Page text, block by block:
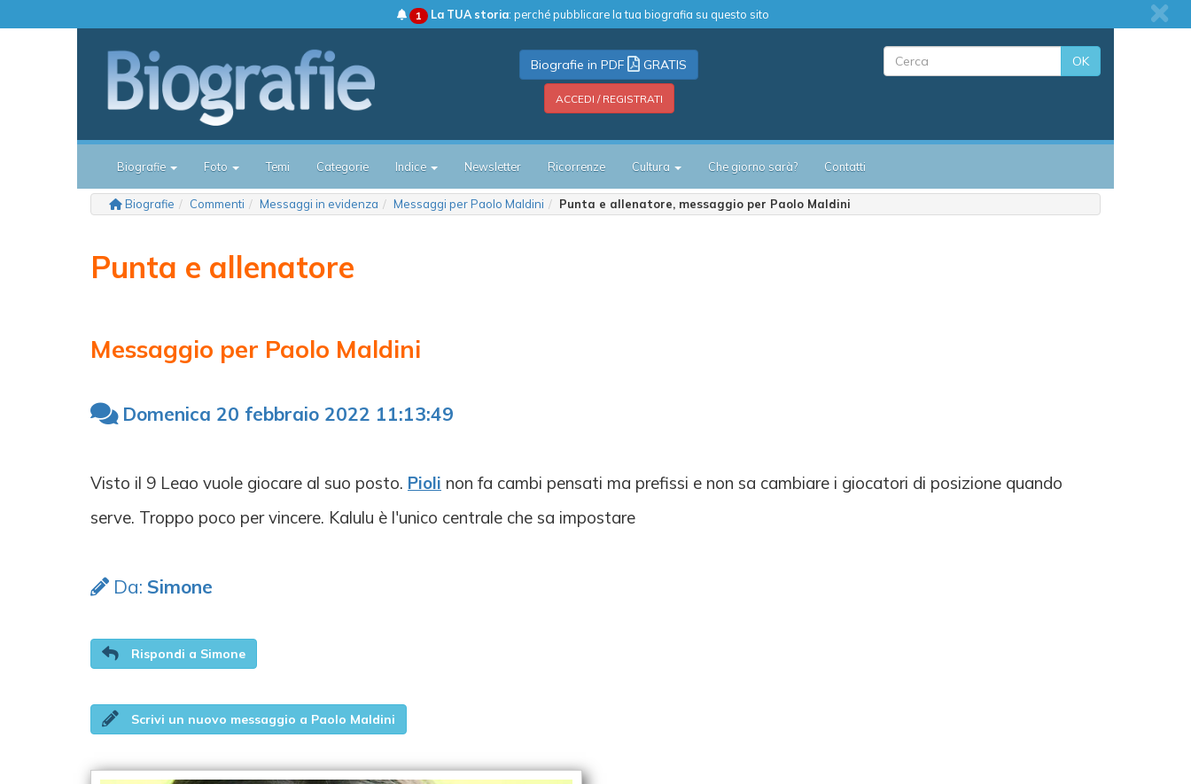
1 La TUA storia: perché pubblicare la tua biografia su questo sito
Biografie in PDF GRATIS
ACCEDI / REGISTRATI
OK
Biografie Foto Temi Categorie Indice Newsletter Ricorrenze Cultura Che giorno sarà? Contatti
Biografie Commenti Messaggi in evidenza Messaggi per Paolo Maldini Punta e allenatore, messaggio per Paolo Maldini
Punta e allenatore
Messaggio per Paolo Maldini
Domenica 20 febbraio 2022 11:13:49
Visto il 9 Leao vuole giocare al suo posto. Pioli non fa cambi pensati ma prefissi e non sa cambiare i giocatori di posizione quando
serve. Troppo poco per vincere. Kalulu è l'unico centrale che sa impostare
Da: Simone
Rispondi a Simone
Scrivi un nuovo messaggio a Paolo Maldini